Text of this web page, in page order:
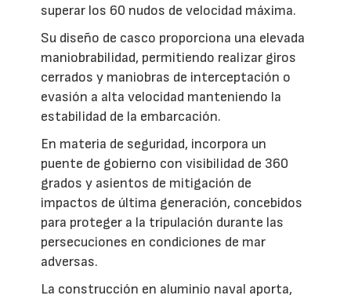
superar los 60 nudos de velocidad máxima.
Su diseño de casco proporciona una elevada
maniobrabilidad, permitiendo realizar giros
cerrados y maniobras de interceptación o
evasión a alta velocidad manteniendo la
estabilidad de la embarcación.
En materia de seguridad, incorpora un
puente de gobierno con visibilidad de 360
grados y asientos de mitigación de
impactos de última generación, concebidos
para proteger a la tripulación durante las
persecuciones en condiciones de mar
adversas.
La construcción en aluminio naval aporta,